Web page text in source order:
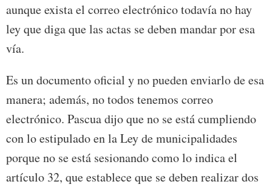
aunque exista el correo electrónico todavía no hay
ley que diga que las actas se deben mandar por esa
vía.
Es un documento oficial y no pueden enviarlo de esa
manera; además, no todos tenemos correo
electrónico. Pascua dijo que no se está cumpliendo
con lo estipulado en la Ley de municipalidades
porque no se está sesionando como lo indica el
artículo 32, que establece que se deben realizar dos